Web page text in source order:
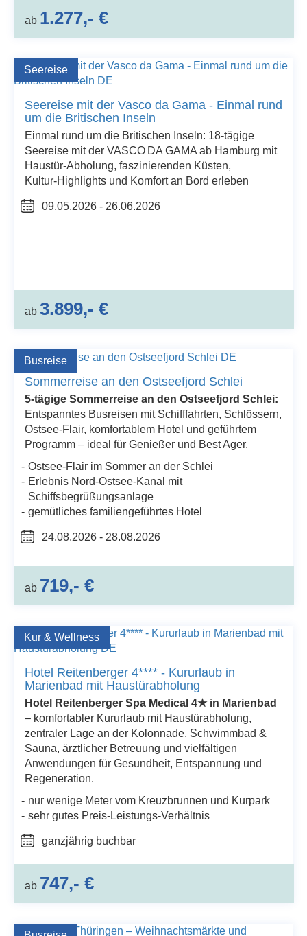
ab 1.277,- €
Seereise
Seereise mit der Vasco da Gama - Einmal rund
um die Britischen Inseln
Einmal rund um die Britischen Inseln: 18‑tägige
Seereise mit der VASCO DA GAMA ab Hamburg mit
Haustür‑Abholung, faszinierenden Küsten,
Kultur‑Highlights und Komfort an Bord erleben
09.05.2026 - 26.06.2026
ab 3.899,- €
Busreise
Sommerreise an den Ostseefjord Schlei
5-tägige Sommerreise an den Ostseefjord Schlei:
Entspanntes Busreisen mit Schifffahrten, Schlössern,
Ostsee-Flair, komfortablem Hotel und geführtem
Programm – ideal für Genießer und Best Ager.
Ostsee-Flair im Sommer an der Schlei
Erlebnis Nord-Ostsee-Kanal mit
Schiffsbegrüßungsanlage
gemütliches familiengeführtes Hotel
24.08.2026 - 28.08.2026
ab 719,- €
Kur & Wellness
Hotel Reitenberger 4**** - Kururlaub in
Marienbad mit Haustürabholung
Hotel Reitenberger Spa Medical 4★ in Marienbad
– komfortabler Kururlaub mit Haustürabholung,
zentraler Lage an der Kolonnade, Schwimmbad &
Sauna, ärztlicher Betreuung und vielfältigen
Anwendungen für Gesundheit, Entspannung und
Regeneration.
nur wenige Meter vom Kreuzbrunnen und Kurpark
sehr gutes Preis-Leistungs-Verhältnis
ganzjährig buchbar
ab 747,- €